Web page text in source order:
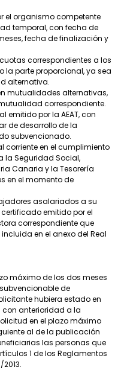
el organismo competente
temporal, con fecha de
fecha de finalización y
correspondientes a los
la parte proporcional, ya sea
alternativa.
mutualidades alternativas,
correspondiente.
emitido por la AEAT, con
de desarrollo de la
subvencionado.
corriente en el cumplimiento
la Seguridad Social,
Canaria y la Tesorería
en el momento de
asalariados a su
emitido por el
correspondiente que
en el anexo del Real
máximo de los dos meses
de
hubiera estado en
con anterioridad a la
en el plazo máximo
al de la publicación
las personas que
1 de los Reglamentos
2013.